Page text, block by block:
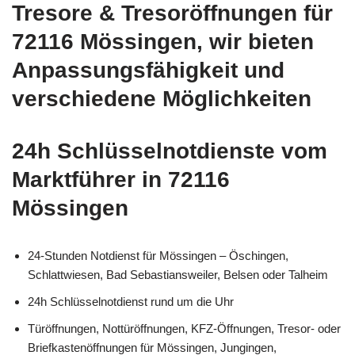
Tresore & Tresoröffnungen für
72116 Mössingen, wir bieten
Anpassungsfähigkeit und
verschiedene Möglichkeiten
24h Schlüsselnotdienste vom
Marktführer in 72116
Mössingen
24-Stunden Notdienst für Mössingen – Öschingen,
Schlattwiesen, Bad Sebastiansweiler, Belsen oder Talheim
24h Schlüsselnotdienst rund um die Uhr
Türöffnungen, Nottüröffnungen, KFZ-Öffnungen, Tresor- oder
Briefkastenöffnungen für Mössingen, Jungingen,